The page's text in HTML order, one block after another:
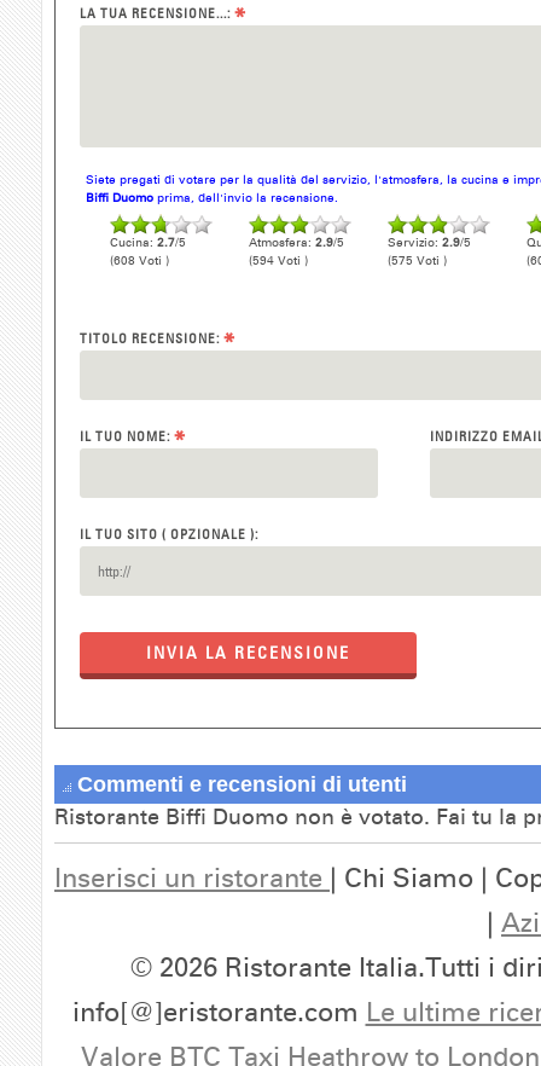
LA TUA RECENSIONE...: *
Siete pregati di votare per la qualità del servizio, l'atmosfera, la cucina e
Biffi Duomo prima, dell'invio la recensione.
Cucina: 2.7/5
(608 Voti )
Atmosfera: 2.9/5
(594 Voti )
Servizio: 2.9/5
(575 Voti )
TITOLO RECENSIONE: *
IL TUO NOME: * INDIRIZZO
IL TUO SITO ( OPZIONALE ):
INVIA LA RECENSIONE
Commenti e recensioni di utenti
Ristorante Biffi Duomo non è votato. Fai tu la
Inserisci un ristorante | Chi Siamo |
|
© 2026 Ristorante Italia.Tutti i
info[@]eristorante.com Le ultime
Valore BTC Taxi Heathrow to London